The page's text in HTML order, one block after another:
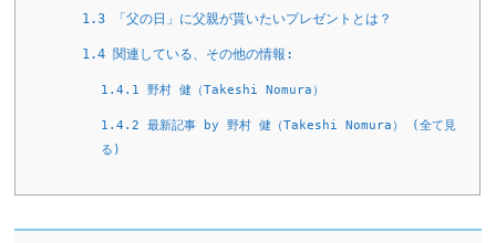
1.3「父の日」に父親が貰いたいプレゼントとは？
1.4関連している、その他の情報:
1.4.1 野村 健（Takeshi Nomura）
1.4.2
最新記事 by 野村 健（Takeshi Nomura） (全て見
る)